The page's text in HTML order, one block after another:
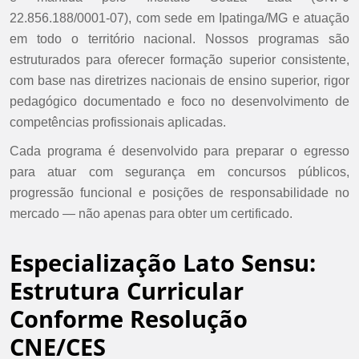
22.856.188/0001-07), com sede em Ipatinga/MG e atuação
em todo o território nacional. Nossos programas são
estruturados para oferecer formação superior consistente,
com base nas diretrizes nacionais de ensino superior, rigor
pedagógico documentado e foco no desenvolvimento de
competências profissionais aplicadas.
Cada programa é desenvolvido para preparar o egresso
para atuar com segurança em concursos públicos,
progressão funcional e posições de responsabilidade no
mercado — não apenas para obter um certificado.
Especialização Lato Sensu:
Estrutura Curricular
Conforme Resolução
CNE/CES